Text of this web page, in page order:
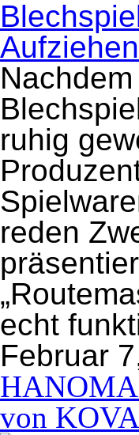
ruhig
reden
echt
Februar
von